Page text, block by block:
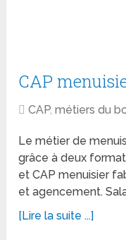
CAP
CAP,métiers du
Le métier de
grâce à deux
et CAP menuisier
et agencement.
[Lire la suite ...]